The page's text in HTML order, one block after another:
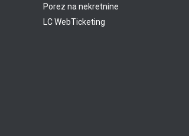
Porez na nekretnine
LC WebTicketing